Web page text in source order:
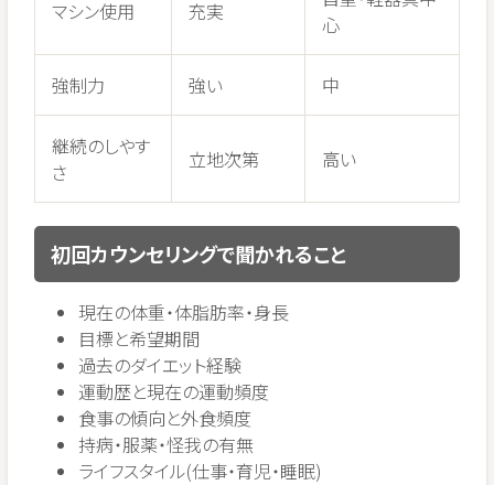
マシン使用 充実
心
強制力 強い 中
継続のしやす
さ
立地次第 高い
初回カウンセリングで聞かれること
現在の体重・体脂肪率・身長
目標と希望期間
過去のダイエット経験
運動歴と現在の運動頻度
食事の傾向と外食頻度
持病・服薬・怪我の有無
ライフスタイル(仕事・育児・睡眠)